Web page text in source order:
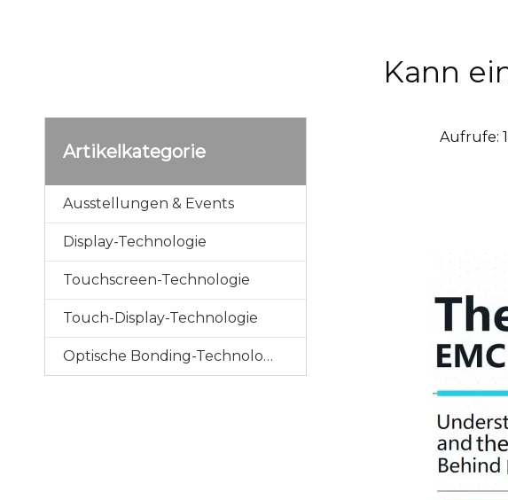
Artikelkategorie
Ausstellungen & Events
Display-Technologie
Touchscreen-Technologie
Touch-Display-Technologie
Optische Bonding-Technologie
Kann
Aufrufe: